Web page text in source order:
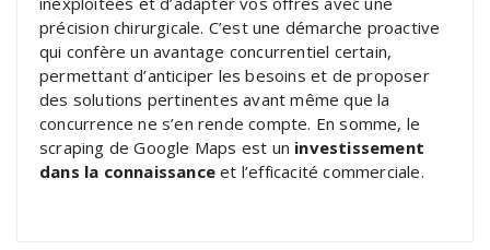
précision chirurgicale. C’est une démarche proactive
qui confère un avantage concurrentiel certain,
permettant d’anticiper les besoins et de proposer
des solutions pertinentes avant même que la
concurrence ne s’en rende compte. En somme, le
scraping de Google Maps est un investissement
dans la connaissance et l’efficacité commerciale.